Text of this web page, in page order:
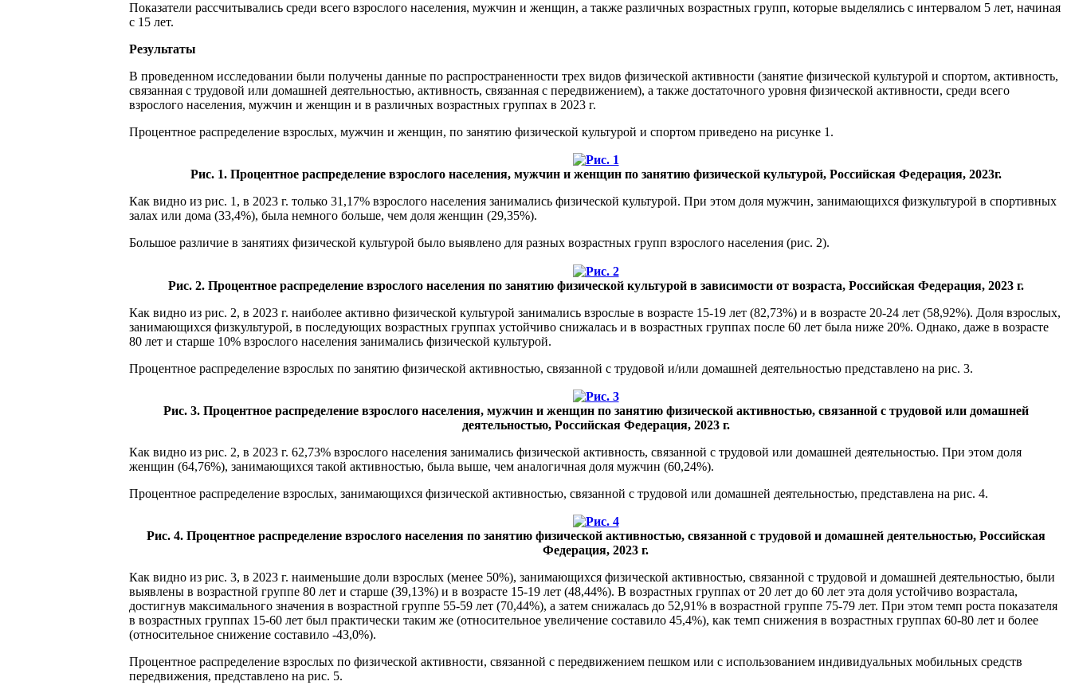
Показатели рассчитывались среди всего взрослого населения, мужчин и женщин, а также различных возрастных групп, которые выделялись с интервалом 5 лет, начиная
с 15 лет.
Результаты
В проведенном исследовании были получены данные по распространенности трех видов физической активности (занятие физической культурой и спортом, активность,
связанная с трудовой или домашней деятельностью, активность, связанная с передвижением), а также достаточного уровня физической активности, среди всего
взрослого населения, мужчин и женщин и в различных возрастных группах в 2023 г.
Процентное распределение взрослых, мужчин и женщин, по занятию физической культурой и спортом приведено на рисунке 1.
Рис. 1. Процентное распределение взрослого населения, мужчин и женщин по занятию физической культурой, Российская Федерация, 2023г.
Как видно из рис. 1, в 2023 г. только 31,17% взрослого населения занимались физической культурой. При этом доля мужчин, занимающихся физкультурой в спортивных
залах или дома (33,4%), была немного больше, чем доля женщин (29,35%).
Большое различие в занятиях физической культурой было выявлено для разных возрастных групп взрослого населения (рис. 2).
Рис. 2. Процентное распределение взрослого населения по занятию физической культурой в зависимости от возраста, Российская Федерация, 2023 г.
Как видно из рис. 2, в 2023 г. наиболее активно физической культурой занимались взрослые в возрасте 15-19 лет (82,73%) и в возрасте 20-24 лет (58,92%). Доля взрослых,
занимающихся физкультурой, в последующих возрастных группах устойчиво снижалась и в возрастных группах после 60 лет была ниже 20%. Однако, даже в возрасте
80 лет и старше 10% взрослого населения занимались физической культурой.
Процентное распределение взрослых по занятию физической активностью, связанной с трудовой и/или домашней деятельностью представлено на рис. 3.
Рис. 3. Процентное распределение взрослого населения, мужчин и женщин по занятию физической активностью, связанной с трудовой или домашней
деятельностью, Российская Федерация, 2023 г.
Как видно из рис. 2, в 2023 г. 62,73% взрослого населения занимались физической активность, связанной с трудовой или домашней деятельностью. При этом доля
женщин (64,76%), занимающихся такой активностью, была выше, чем аналогичная доля мужчин (60,24%).
Процентное распределение взрослых, занимающихся физической активностью, связанной с трудовой или домашней деятельностью, представлена на рис. 4.
Рис. 4. Процентное распределение взрослого населения по занятию физической активностью, связанной с трудовой и домашней деятельностью, Российская
Федерация, 2023 г.
Как видно из рис. 3, в 2023 г. наименьшие доли взрослых (менее 50%), занимающихся физической активностью, связанной с трудовой и домашней деятельностью, были
выявлены в возрастной группе 80 лет и старше (39,13%) и в возрасте 15-19 лет (48,44%). В возрастных группах от 20 лет до 60 лет эта доля устойчиво возрастала,
достигнув максимального значения в возрастной группе 55-59 лет (70,44%), а затем снижалась до 52,91% в возрастной группе 75-79 лет. При этом темп роста показателя
в возрастных группах 15-60 лет был практически таким же (относительное увеличение составило 45,4%), как темп снижения в возрастных группах 60-80 лет и более
(относительное снижение составило -43,0%).
Процентное распределение взрослых по физической активности, связанной с передвижением пешком или с использованием индивидуальных мобильных средств
передвижения, представлено на рис. 5.